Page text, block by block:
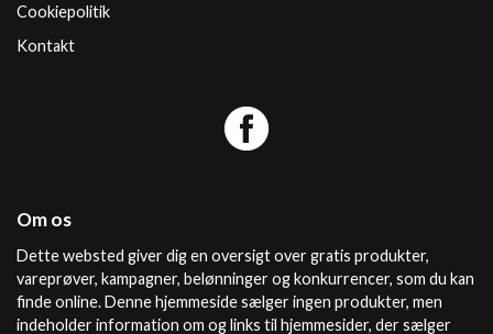
Cookiepolitik
Kontakt
Om os
Dette websted giver dig en oversigt over gratis produkter,
vareprøver, kampagner, belønninger og konkurrencer, som du kan
finde online. Denne hjemmeside sælger ingen produkter, men
indeholder information om og links til hjemmesider, der sælger